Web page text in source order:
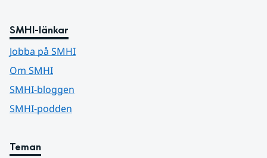
SMHI-länkar
Jobba på SMHI
Om SMHI
SMHI-bloggen
SMHI-podden
Teman